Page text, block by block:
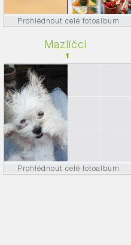
Prohlédnout celé fotoalbum
Mazlíčci
1
Prohlédnout celé fotoalbum